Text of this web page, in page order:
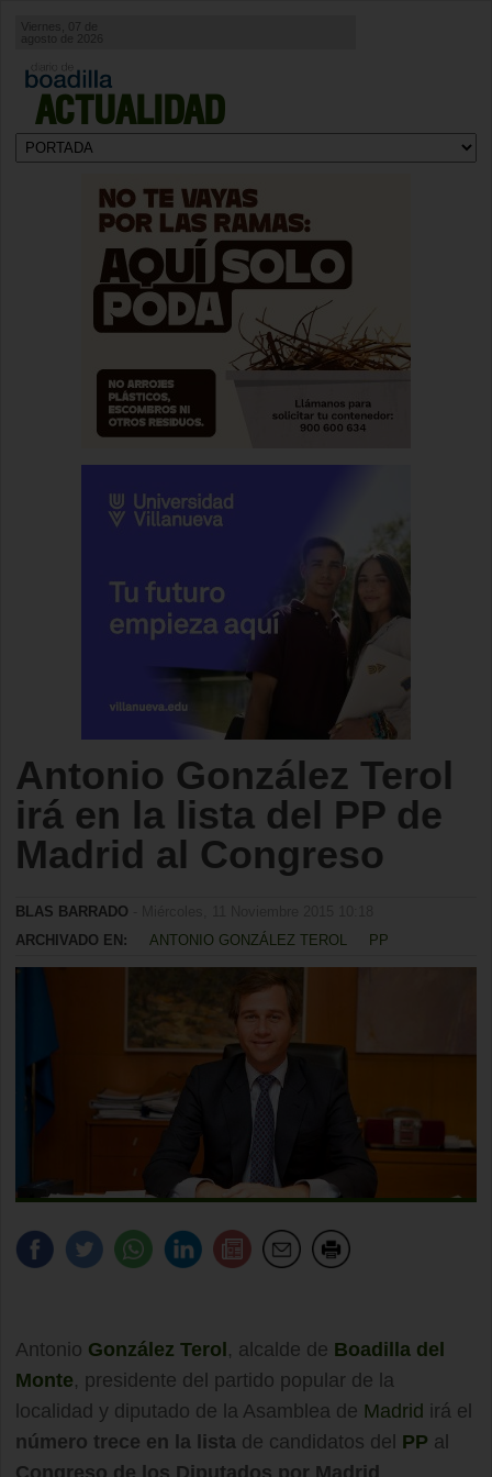
ACTUALIDAD
agosto de 2026
Antonio González Terol
irá en la lista del PP de
Madrid al Congreso
BLAS BARRADO
ARCHIVADO EN:
ANTONIO GONZÁLEZ TEROL PP
Antonio González Terol , alcalde de Boadilla del
Monte, presidente del partido popular de la
localidad y diputado de la Asamblea de Madrid irá el
número trece en la lista de candidatos del PP al
Congreso de los Diputados por Madrid .